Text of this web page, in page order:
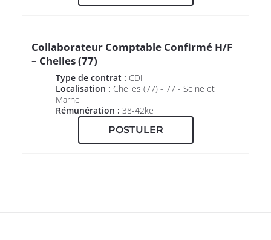
Collaborateur Comptable Confirmé H/F
– Chelles (77)
Type de contrat : CDI
Localisation : Chelles (77) - 77 - Seine et
Marne
Rémunération : 38-42ke
POSTULER